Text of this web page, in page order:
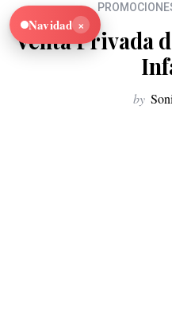
Venta Privada
by
Navidad ×